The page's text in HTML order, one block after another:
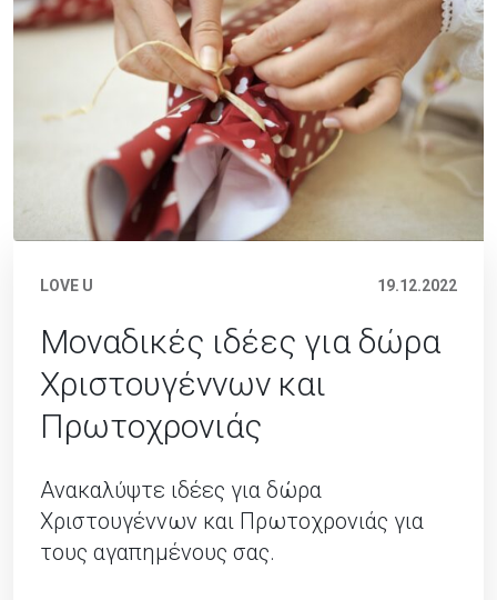
LOVE U 19.12.2022
Μοναδικές ιδέες για δώρα
Χριστουγέννων και
Πρωτοχρονιάς
Ανακαλύψτε ιδέες για δώρα
Χριστουγέννων και Πρωτοχρονιάς για
τους αγαπημένους σας.